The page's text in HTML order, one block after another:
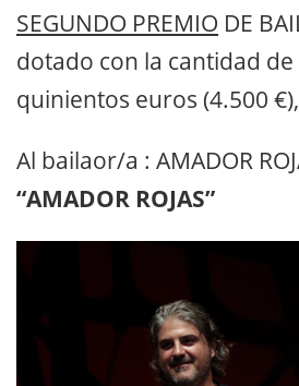
SEGUNDO PREMIO DE
dotado con la cantidad
quinientos euros (4.500 €),
Al bailaor/a : AMADOR
“AMADOR ROJAS”